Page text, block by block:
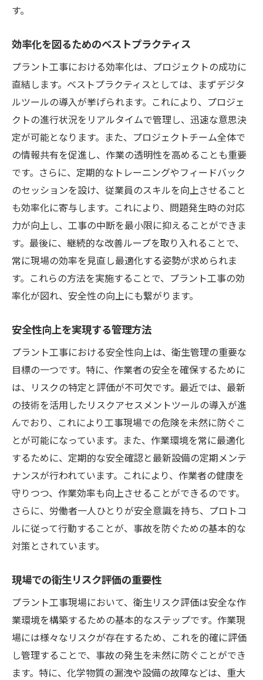
す。
効率化を図るためのベストプラクティス
プラント工事における効率化は、プロジェクトの成功に
直結します。ベストプラクティスとしては、まずデジタ
ルツールの導入が挙げられます。これにより、プロジェ
クトの進行状況をリアルタイムで管理し、迅速な意思決
定が可能となります。また、プロジェクトチーム全体で
の情報共有を促進し、作業の透明性を高めることも重要
です。さらに、定期的なトレーニングやフィードバック
のセッションを設け、従業員のスキルを向上させること
も効率化に寄与します。これにより、問題発生時の対応
力が向上し、工事の中断を最小限に抑えることができま
す。最後に、継続的な改善ループを取り入れることで、
常に現場の効率を見直し最適化する姿勢が求められま
す。これらの方法を実施することで、プラント工事の効
率化が図れ、安全性の向上にも繋がります。
安全性向上を実現する管理方法
プラント工事における安全性向上は、衛生管理の重要な
目標の一つです。特に、作業者の安全を確保するために
は、リスクの特定と評価が不可欠です。最近では、最新
の技術を活用したリスクアセスメントツールの導入が進
んでおり、これにより工事現場での危険を未然に防ぐこ
とが可能になっています。また、作業環境を常に最適化
するために、定期的な安全確認と最新設備の定期メンテ
ナンスが行われています。これにより、作業者の健康を
守りつつ、作業効率も向上させることができるのです。
さらに、労働者一人ひとりが安全意識を持ち、プロトコ
ルに従って行動することが、事故を防ぐための基本的な
対策とされています。
現場での衛生リスク評価の重要性
プラント工事現場において、衛生リスク評価は安全な作
業環境を構築するための基本的なステップです。作業現
場には様々なリスクが存在するため、これを的確に評価
し管理することで、事故の発生を未然に防ぐことができ
ます。特に、化学物質の漏洩や設備の故障などは、重大